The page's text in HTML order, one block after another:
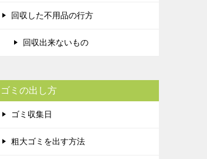
回収した不用品の行方
回収出来ないもの
ゴミの出し方
ゴミ収集日
粗大ゴミを出す方法